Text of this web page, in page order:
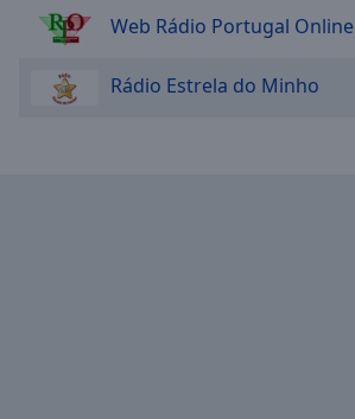
Web Rádio Portugal Online
Rádio Estrela do Minho